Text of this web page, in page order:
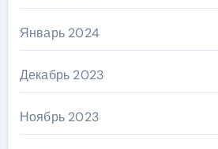
Январь 2024
Декабрь 2023
Ноябрь 2023